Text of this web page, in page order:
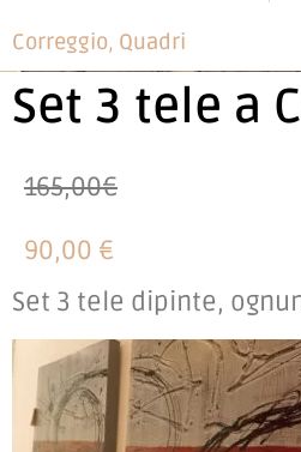
Correggio, Quadri
Set 3 tele a
165,00€
90,00 €
Set 3 tele dipinte,